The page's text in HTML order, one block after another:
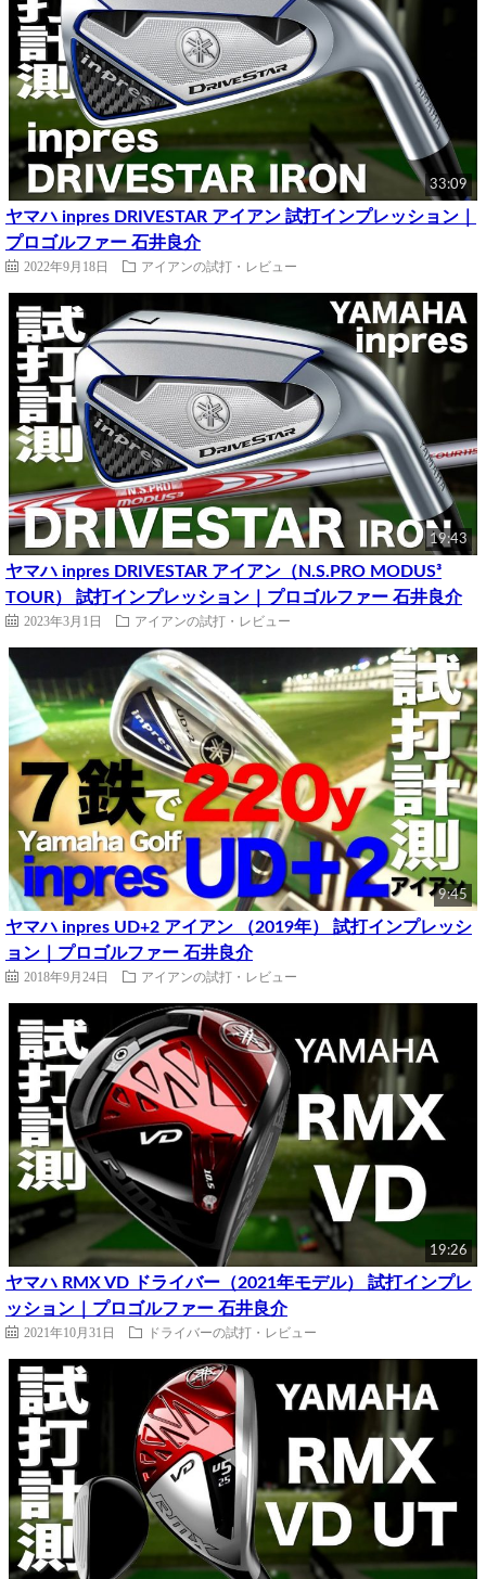
33:09
ヤマハ inpres DRIVESTAR アイアン 試打インプレッション｜
プロゴルファー 石井良介
2022年9月18日 アイアンの試打・レビュー
19:43
ヤマハ inpres DRIVESTAR アイアン（N.S.PRO MODUS³
TOUR） 試打インプレッション｜プロゴルファー 石井良介
2023年3月1日 アイアンの試打・レビュー
9:45
ヤマハ inpres UD+2 アイアン （2019年） 試打インプレッシ
ョン｜プロゴルファー 石井良介
2018年9月24日 アイアンの試打・レビュー
19:26
ヤマハ RMX VD ドライバー（2021年モデル） 試打インプレ
ッション｜プロゴルファー 石井良介
2021年10月31日 ドライバーの試打・レビュー